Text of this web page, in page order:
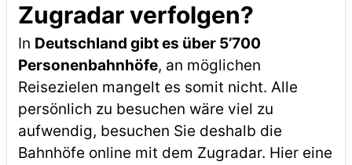
Zugradar verfolgen?
In Deutschland gibt es über 5’700
Personenbahnhöfe, an möglichen
Reisezielen mangelt es somit nicht. Alle
persönlich zu besuchen wäre viel zu
aufwendig, besuchen Sie deshalb die
Bahnhöfe online mit dem Zugradar. Hier eine